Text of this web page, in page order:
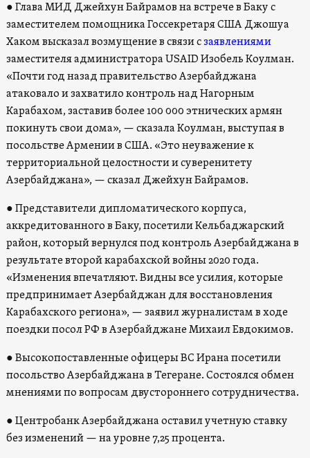
● Глава МИД Джейхун Байрамов на встрече в Баку с
заместителем помощника Госсекретаря США Джошуа
Хаком высказал возмущение в связи сзаявлениями
заместителя администратора USAID Изобель Коулман.
«Почти год назад правительство Азербайджана
атаковало и захватило контроль над Нагорным
Карабахом, заставив более 100 000 этнических армян
покинуть свои дома», — сказала Коулман, выступая в
посольстве Армении в США. «Это неуважение к
территориальной целостности и суверенитету
Азербайджана», — сказал Джейхун Байрамов.
● Представители дипломатического корпуса,
аккредитованного в Баку, посетили Кельбаджарский
район, который вернулся под контроль Азербайджана в
результате второй карабахской войны 2020 года.
«Изменения впечатляют. Видны все усилия, которые
предпринимает Азербайджан для восстановления
Карабахского региона», — заявил журналистам в ходе
поездки посол РФ в Азербайджане Михаил Евдокимов.
● Высокопоставленные офицеры ВС Ирана посетили
посольство Азербайджана в Тегеране. Состоялся обмен
мнениями по вопросам двустороннего сотрудничества.
● Центробанк Азербайджана оставил учетную ставку
без изменений — на уровне 7,25 процента.